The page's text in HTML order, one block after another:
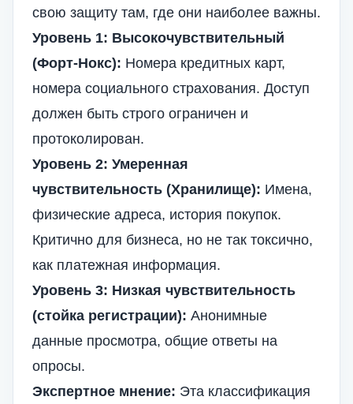
свою защиту там, где они наиболее важны.
Уровень 1: Высокочувствительный
(Форт-Нокс): Номера кредитных карт,
номера социального страхования. Доступ
должен быть строго ограничен и
протоколирован.
Уровень 2: Умеренная
чувствительность (Хранилище): Имена,
физические адреса, история покупок.
Критично для бизнеса, но не так токсично,
как платежная информация.
Уровень 3: Низкая чувствительность
(стойка регистрации): Анонимные
данные просмотра, общие ответы на
опросы.
Экспертное мнение: Эта классификация